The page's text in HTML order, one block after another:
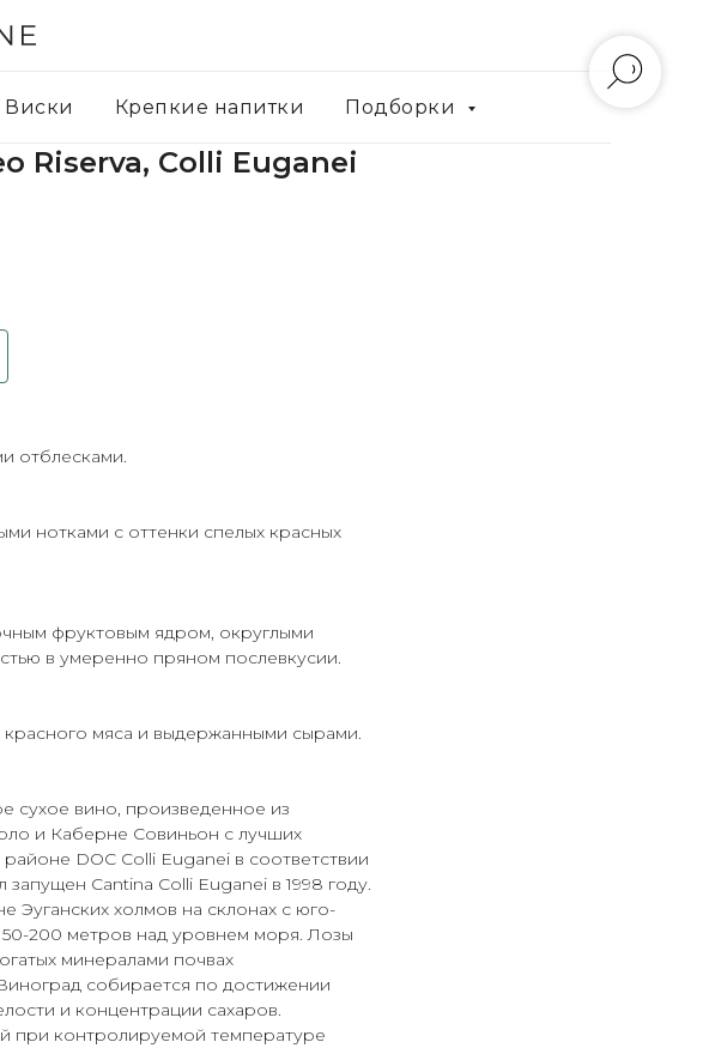
Виски Крепкие напитки Подборки
Riserva, Colli Euganei
отблесками.
нотками с оттенки спелых красных
фруктовым ядром, округлыми
в умеренно пряном послевкусии.
мяса и выдержанными сырами.
сухое вино, произведенное из
и Каберне Совиньон с лучших
DOC Colli Euganei в соответствии
Cantina Colli Euganei в 1998 году.
Эуганских холмов на склонах с юго-
200 метров над уровнем моря. Лозы
минералами почвах
собирается по достижении
и концентрации сахаров.
при контролируемой температуре